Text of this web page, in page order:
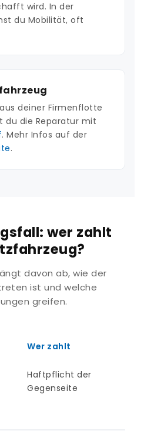
wird. In der
du Mobilität, oft
deiner Firmenflotte
du die Reparatur mit
. Mehr Infos auf der
.
wer zahlt
davon ab, wie der
ist und welche
greifen.
Wer zahlt
Haftpflicht der
Gegenseite